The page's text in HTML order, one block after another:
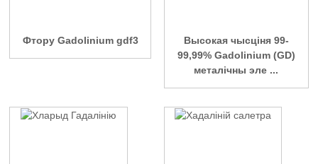
Фтору Gadolinium gdf3
Высокая чысціня 99-
99,99% Gadolinium (GD)
металічны эле ...